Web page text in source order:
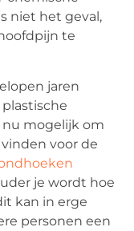
niet het geval,
te
jaren
mogelijk om
voor de
je wordt hoe
kan in erge
personen een